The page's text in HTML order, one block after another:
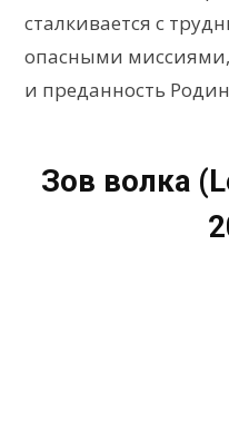
сталкивается с
опасными
и преданность
Зов волка